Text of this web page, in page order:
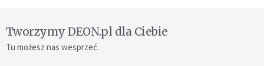
Tworzymy DEON.pl dla Ciebie
Tu możesz nas wesprzeć.